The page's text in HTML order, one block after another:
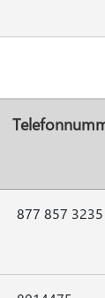
877 857 3235